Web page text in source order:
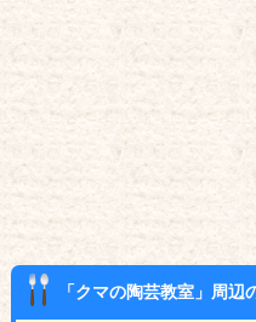
「クマの陶芸教室」周辺